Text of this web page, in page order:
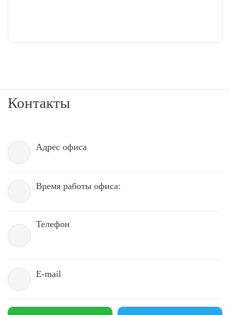
Контакты
Адрес офиса
Время работы офиса:
Телефон
E-mail